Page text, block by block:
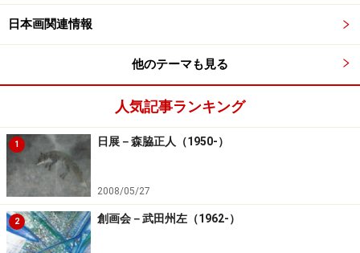
■田能村竹田略歴
（1777）豊後国竹田村(現大分県竹田（たけた）市)の藩
医の家に生まれる。はじめ儒学を学ぶがのちに詩や画を
学び、文化・文政期活躍した文人との交流も深く、『山
中人饒舌』『竹田壮師友画録』などの画論がある。天保
六年（1835）大坂吹田で59歳で逝去。
■展覧会情報
「文人の夢・田能村竹田の世界」展
－繊細透明な書画の魅力、重要文化財２３件公開－
日本画関連情報
他のテーマも見る
人気記事ランキング
1 日展－森脇正人（1950-）
2008/05/27
2 創画会－武田州左（1962-）